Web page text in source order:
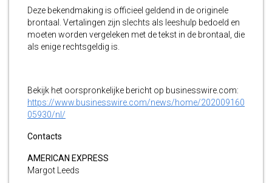
Deze bekendmaking is officieel geldend in de originele
brontaal. Vertalingen zijn slechts als leeshulp bedoeld en
moeten worden vergeleken met de tekst in de brontaal, die
als enige rechtsgeldig is.
Bekijk het oorspronkelijke bericht op businesswire.com:
https://www.businesswire.com/news/home/202009160
05930/nl/
Contacts
AMERICAN EXPRESS
Margot Leeds